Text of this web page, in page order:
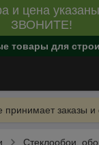
и цена
ЗВОНИТЕ!
товары для
заказы и
Стеклообои,